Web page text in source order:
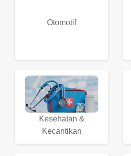
Otomotif
Kesehatan &
Kecantikan